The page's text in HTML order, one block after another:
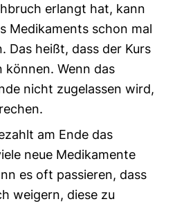
erlangt hat, kann
Medikaments schon mal
Das heißt, dass der Kurs
können. Wenn das
nicht zugelassen wird,
am Ende das
neue Medikamente
es oft passieren, dass
weigern, diese zu